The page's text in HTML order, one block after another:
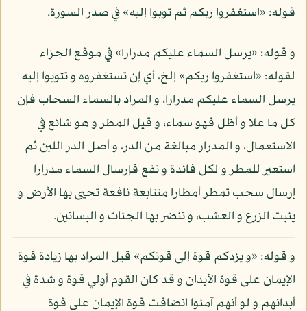
قوله: «استغفروا ربكم ثم توبوا إليه» في صدر السورة.
و قوله: «يرسل السماء عليكم مدرارا» في موقع الجزاء
لقوله: «استغفروا ربكم» إلخ، أي إن تستغفروه و تتوبوا إليه
يرسل السماء عليكم مدرارا، و المراد بالسماء السحاب فإن
كل ما علا و أظل فهو سماء، و قيل المطر و هو شائع في
الاستعمال، و المدرار مبالغة من الدر، و أصل الدر اللبن ثم
استعير للمطر و لكل فائدة و نفع فإرسال السماء مدرارا
إرسال سحب تمطر أمطارا متتابعة نافعة تحيى بها الأرض و
ينبت الزرع و العشب، و تنضر بها الجنات و البساتين.
و قوله: «و يزدكم قوة إلى قوتكم» قيل المراد بها زيادة قوة
الإيمان على قوة الأبدان و قد كان القوم أولي قوة و شدة في
أبدانهم و لو أنهم آمنوا انضافت قوة الإيمان على قوة